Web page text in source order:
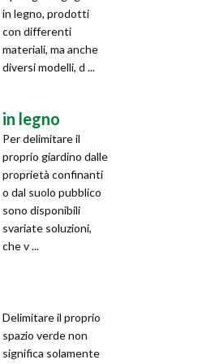
in legno, prodotti
con differenti
materiali, ma anche
diversi modelli, d ...
legno
Per delimitare il
proprio giardino dalle
proprietà confinanti
o dal suolo pubblico
sono disponibili
svariate soluzioni,
che v ...
Delimitare il proprio
spazio verde non
significa solamente